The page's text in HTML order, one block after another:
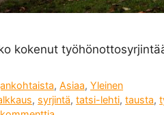
kokenut
,Asiaa,Yleinen
, syrjintä,tatsi-lehti,tausta,